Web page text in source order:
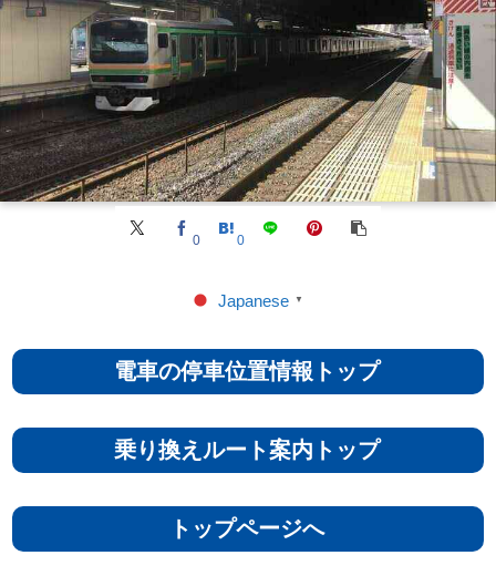
0 0
Japanese ▼
電車の停車位置情報トップ
乗り換えルート案内トップ
トップページへ